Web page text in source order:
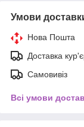
Умови
Нова Пошта
Доставка
Самовивіз
Всі умови